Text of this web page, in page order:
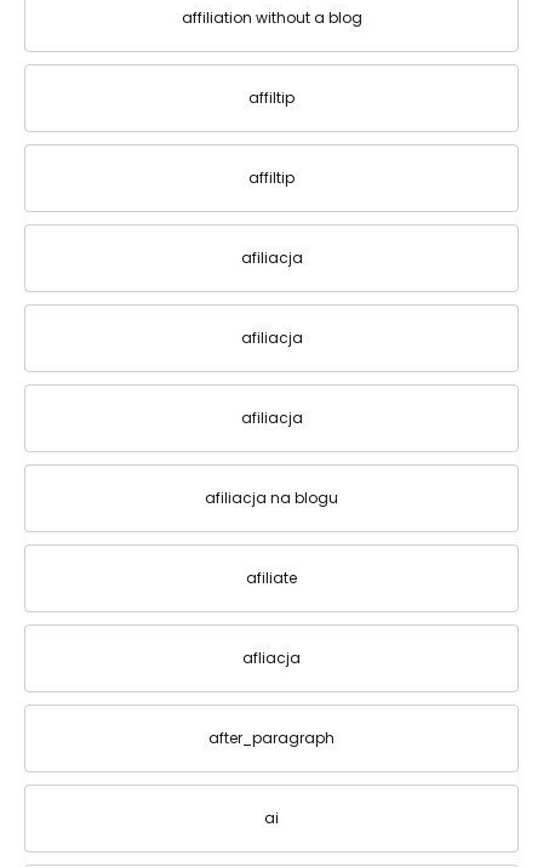
affiliation without a blog
affiltip
affiltip
afiliacja
afiliacja
afiliacja
afiliacja na blogu
afiliate
afliacja
after_paragraph
ai